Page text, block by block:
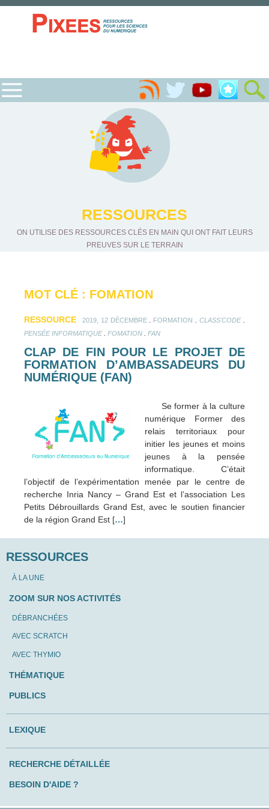
RESSOURCES
ON UTILISE DES RESSOURCES CLÉS EN MAIN QUI ONT FAIT LEURS
PREUVES SUR LE TERRAIN
MOT CLÉ : FOMATION
RESSOURCE 2019, 12 DÉCEMBRE. FORMATION .CLASS'CODE.
PENSÉE INFORMATIQUE. FOMATION FAN
CLAP DE FIN POUR LE PROJET DE
FORMATION D’AMBASSADEURS DU
NUMÉRIQUE (FAN)
Se former à la culture
numérique Former des
relais territoriaux pour
initier les jeunes et moins
jeunes à la pensée
informatique. C’était
l’objectif de l’expérimentation menée par le centre de
recherche Inria Nancy – Grand Est et l’association Les
Petits Débrouillards Grand Est, avec le soutien financier
de la région Grand Est […]
RESSOURCES
À LA UNE
ZOOM SUR NOS ACTIVITÉS
DÉBRANCHÉES
AVEC SCRATCH
AVEC THYMIO
THÉMATIQUE
PUBLICS
LEXIQUE
RECHERCHE DÉTAILLÉE
BESOIN D'AIDE ?